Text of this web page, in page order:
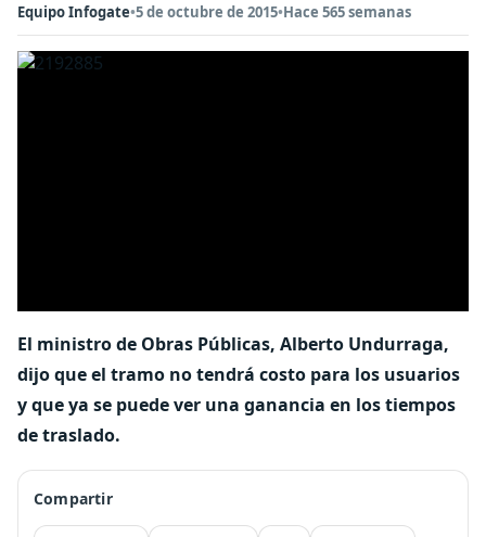
Equipo Infogate•5 de octubre de 2015•Hace 565 semanas
El ministro de Obras Públicas, Alberto Undurraga,
dijo que el tramo no tendrá costo para los usuarios
y que ya se puede ver una ganancia en los tiempos
de traslado.
Compartir